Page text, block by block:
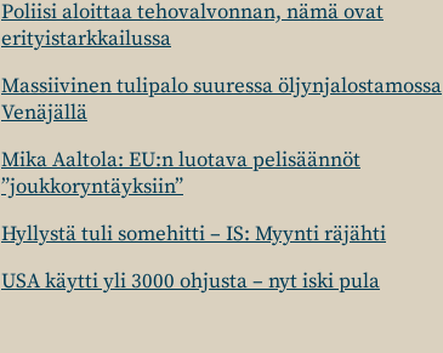
Poliisi aloittaa tehovalvonnan, nämä ovat
erityistarkkailussa
Massiivinen tulipalo suuressa öljynjalostamossa
Venäjällä
Mika Aaltola: EU:n luotava pelisäännöt
”joukkoryntäyksiin”
Hyllystä tuli somehitti – IS: Myynti räjähti
USA käytti yli 3000 ohjusta – nyt iski pula